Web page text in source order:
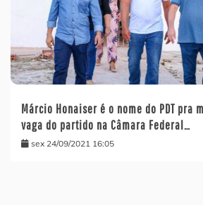
Márcio Honaiser é o nome do PDT pra
vaga do partido na Câmara Federal…
sex 24/09/2021 16:05